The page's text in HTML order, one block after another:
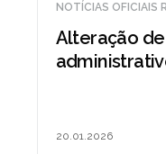
NOTÍCIAS OFICIAIS
Alteração
20.01.2026